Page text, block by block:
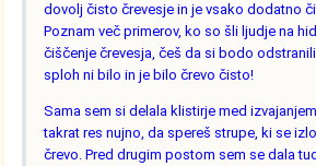
dovolj čisto črevesje in je vsako dodatno
Poznam več primerov, ko so šli ljudje na
čiščenje črevesja, češ da si bodo
sploh ni bilo in je bilo črevo čisto!
Sama sem si delala klistirje med
takrat res nujno, da spereš strupe, ki se
črevo. Pred drugim postom sem se dala